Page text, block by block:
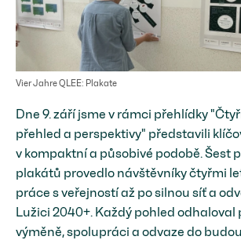
Vier Jahre QLEE: Plakate
Dne 9. září jsme v rámci přehlídky
přehled a perspektivy" představili
v kompaktní a působivé podobě. Šest
plakátů provedlo návštěvníky čtyřmi
práce s veřejností až po silnou síť a
Lužici 2040+. Každý pohled odhaloval
výměně, spolupráci a odvaze do